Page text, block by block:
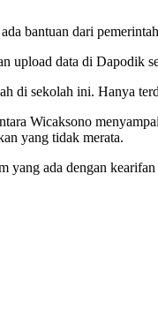
bantuan dari
upload data di
di sekolah ini. Hanya
Wicaksono
yang tidak merata.
ada dengan